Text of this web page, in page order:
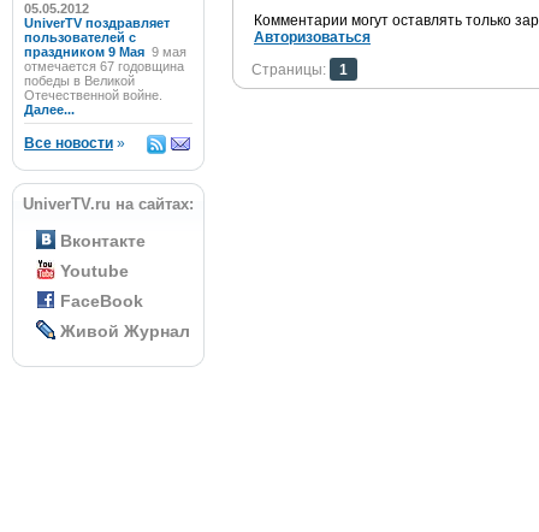
05.05.2012
UniverTV поздравляет
пользователей с
праздником 9 Мая 9 мая
отмечается 67 годовщина
победы в Великой
Отечественной войне.
Далее...
Все новости »
UniverTV.ru на сайтах:
Вконтакте
Youtube
FaceBook
Живой Журнал
Комментарии могут оставлять только
Авторизоваться
Страницы:
1